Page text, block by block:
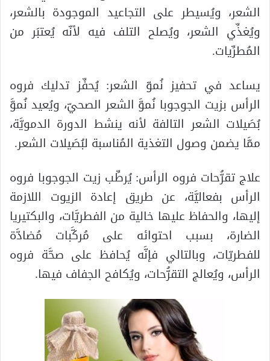
الشعر، ويُسيطر على التجاعيد الموجودة بالشعر،
ويُغذِّي الشعر، ويُصلح التلف فيه لأنّه يُعتبَر من
المُطرِّيات.
يساعد في تحفيز نُموّ الشعر: يُحفِّز تدليك فروه
الرأس بزيت الجوجوبا نُموَّ الشعر الصحيّ، ويُعيد نُموَّ
بُصَيلات الشعر التالفة لأنه ينشط الدورة الدمويَّة،
ممَّا يضمن وصول التغذية المُناسبة لبُصَيلات الشعر.
علاج تقرُّحات فروه الرأس: يُرطِّب زيت الجوجوبا فروه
الرأس بفعاليَّة، عن طريق إعادة الزيوت اللازمة
إليها، والحفاظ عليها خالية من الفطريَّات، والبكتيريا
الضارة، بسبب احتوائه على مُركَّبات مُضادَّة
للفطريّات، وبالتالي فإنَّه يُحافظ على صحَّة فروه
الرأس، ويُعالج التقرُّحات، ويُكافح الجفاف فيها.